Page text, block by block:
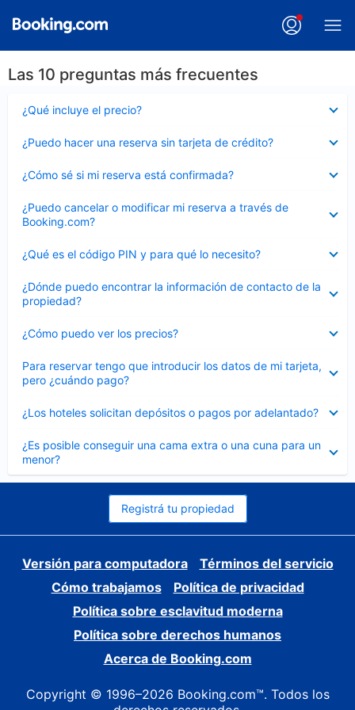
Las 10 preguntas más frecuentes
¿Qué incluye el precio?
cerrado
¿Puedo hacer una reserva sin tarjeta de crédito?
cerrado
¿Cómo sé si mi reserva está confirmada?
cerrado
¿Puedo cancelar o modificar mi reserva a través de
Booking.com?
cerrado
¿Qué es el código PIN y para qué lo necesito?
cerrado
¿Dónde puedo encontrar la información de contacto de la
propiedad?
cerrado
¿Cómo puedo ver los precios?
cerrado
Para reservar tengo que introducir los datos de mi tarjeta,
pero ¿cuándo pago?
cerrado
¿Los hoteles solicitan depósitos o pagos por adelantado?
cerrado
¿Es posible conseguir una cama extra o una cuna para un
menor?
cerrado
Registrá tu propiedad
Versión para computadora
Términos del servicio
Cómo trabajamos
Política de privacidad
Política sobre esclavitud moderna
Política sobre derechos humanos
Acerca de Booking.com
Copyright © 1996–2026 Booking.com™. Todos los